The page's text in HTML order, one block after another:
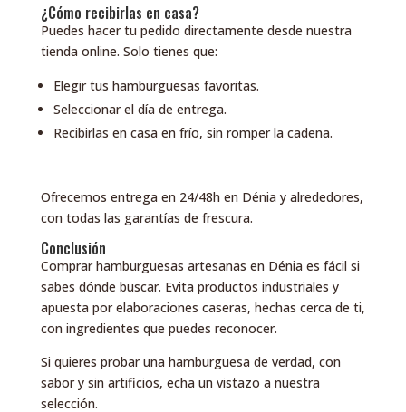
¿Cómo recibirlas en casa?
Puedes hacer tu pedido directamente desde nuestra
tienda online. Solo tienes que:
Elegir tus hamburguesas favoritas.
Seleccionar el día de entrega.
Recibirlas en casa en frío, sin romper la cadena.
Ofrecemos entrega en 24/48h en Dénia y alrededores,
con todas las garantías de frescura.
Conclusión
Comprar hamburguesas artesanas en Dénia es fácil si
sabes dónde buscar. Evita productos industriales y
apuesta por elaboraciones caseras, hechas cerca de ti,
con ingredientes que puedes reconocer.
Si quieres probar una hamburguesa de verdad, con
sabor y sin artificios, echa un vistazo a nuestra
selección.